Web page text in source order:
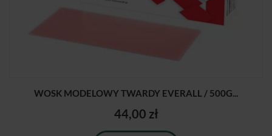
WOSK MODELOWY TWARDY EVERALL / 500G...
44,00 zł